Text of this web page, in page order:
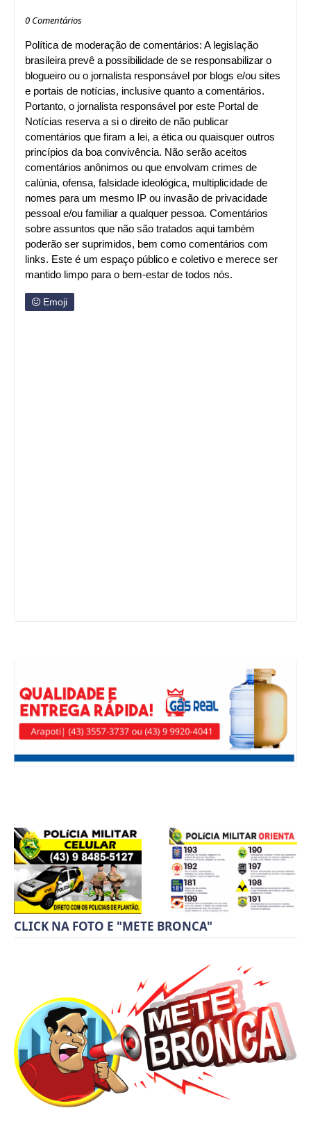
0 Comentários
Política de moderação de comentários: A legislação
brasileira prevê a possibilidade de se responsabilizar o
blogueiro ou o jornalista responsável por blogs e/ou sites
e portais de notícias, inclusive quanto a comentários.
Portanto, o jornalista responsável por este Portal de
Notícias reserva a si o direito de não publicar
comentários que firam a lei, a ética ou quaisquer outros
princípios da boa convivência. Não serão aceitos
comentários anônimos ou que envolvam crimes de
calúnia, ofensa, falsidade ideológica, multiplicidade de
nomes para um mesmo IP ou invasão de privacidade
pessoal e/ou familiar a qualquer pessoa. Comentários
sobre assuntos que não são tratados aqui também
poderão ser suprimidos, bem como comentários com
links. Este é um espaço público e coletivo e merece ser
mantido limpo para o bem-estar de todos nós.
Emoji
CLICK NA FOTO E "METE BRONCA"